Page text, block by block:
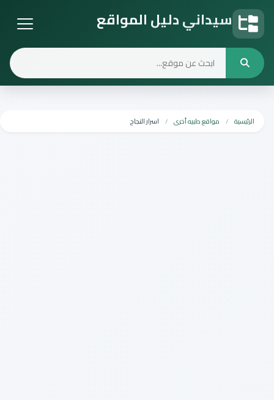
سيداني دليل المواقع
الرئيسية مواقع طبيه أخرى اسرار النجاح